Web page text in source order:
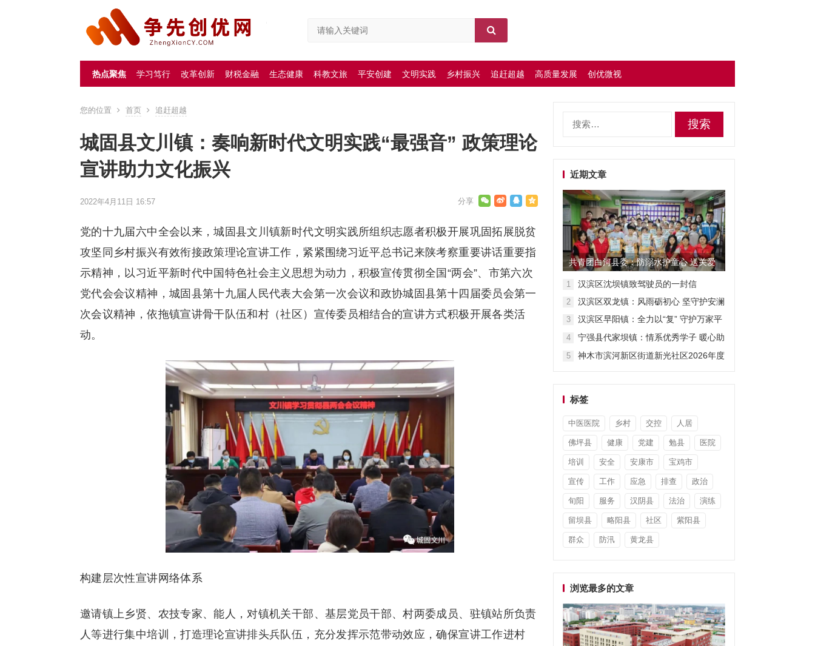
热点聚焦 学习笃行 改革创新 财税金融 生态健康 科教文旅 平安创建 文明实践 乡村振兴 追赶超越 高质量发展 创优微视
您的位置 首页 追赶超越
城固县文川镇：奏响新时代文明实践“最强音” 政策理论
宣讲助力文化振兴
2022年4月11日 16:57
党的十九届六中全会以来，城固县文川镇新时代文明实践所组织志愿者积极开展巩固拓展脱贫
攻坚同乡村振兴有效衔接政策理论宣讲工作，紧紧围绕习近平总书记来陕考察重要讲话重要指
示精神，以习近平新时代中国特色社会主义思想为动力，积极宣传贯彻全国“两会”、市第六次
党代会会议精神，城固县第十九届人民代表大会第一次会议和政协城固县第十四届委员会第一
次会议精神，依拖镇宣讲骨干队伍和村（社区）宣传委员相结合的宣讲方式积极开展各类活
动。
构建层次性宣讲网络体系
邀请镇上乡贤、农技专家、能人，对镇机关干部、基层党员干部、村两委成员、驻镇站所负责
人等进行集中培训，打造理论宣讲排头兵队伍，充分发挥示范带动效应，确保宣讲工作进村
近期文章
共青团白河县委：防溺水护童心 送关爱
暖暑期
1 汉滨区沈坝镇致驾驶员的一封信
2 汉滨区双龙镇：风雨砺初心 坚守护安澜
3
汉滨区早阳镇：全力以“复” 守护万家平
4
宁强县代家坝镇：情系优秀学子 暖心助
5
神木市滨河新区街道新光社区2026年度
标签
中医医院 乡村 交控 人居
佛坪县 健康 党建 勉县 医院
培训 安全 安康市 宝鸡市
宣传 工作 应急 排查 政治
旬阳 服务 汉阴县 法治 演练
留坝县 略阳县 社区 紫阳县
群众 防汛 黄龙县
浏览最多的文章